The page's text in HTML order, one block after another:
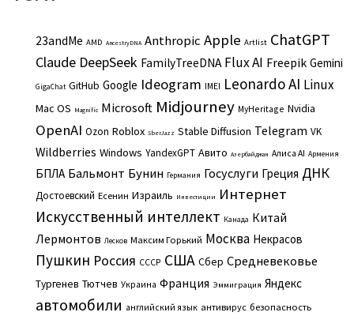
23andMe AMD AncestryDNA Anthropic Apple Artlist ChatGPT
Claude DeepSeek FamilyTreeDNA Flux AI Freepik Gemini
GigaChat GitHub Google Ideogram IMEI Leonardo AI Linux
Mac OS Magnific Microsoft Midjourney MyHeritage Nvidia
OpenAI Ozon Roblox SberJazz Stable Diffusion Telegram VK
Wildberries Windows YandexGPT Авито Азербайджан Алиса AI Армения
БПЛА Бальмонт Бунин Германия Госуслуги Греция ДНК
Достоевский Есенин Израиль Инвестиции Интернет
Искусственный интеллект Канада Китай
Лермонтов Лесков Максим Горький Москва Некрасов
Пушкин Россия СССР США Сбер Средневековье
Тургенев Тютчев Украина Франция Эммиграция Яндекс
автомобили английский язык антивирус безопасность